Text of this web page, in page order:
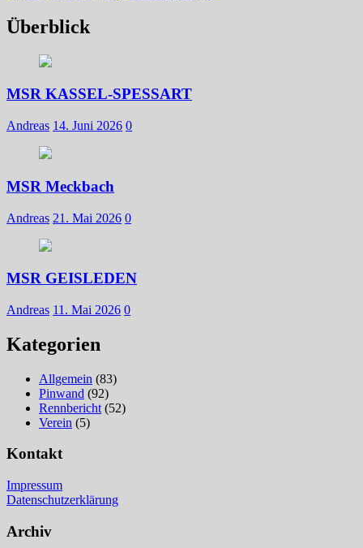
Überblick
MSR KASSEL-SPESSART
Andreas 14. Juni 2026 0
MSR Meckbach
Andreas 21. Mai 2026 0
MSR GEISLEDEN
Andreas 11. Mai 2026 0
Kategorien
Allgemein (83)
Pinwand (92)
Rennbericht (52)
Verein (5)
Kontakt
Impressum
Datenschutzerklärung
Archiv